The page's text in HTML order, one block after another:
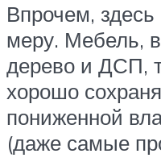
Впрочем,
меру. Мебель,
дерево и ДСП,
хорошо
пониженной
(даже самые